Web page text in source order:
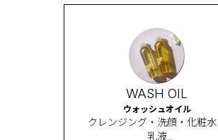
WASH OIL
ウォッシュオイル
クレンジング・洗顔・化粧水
乳液